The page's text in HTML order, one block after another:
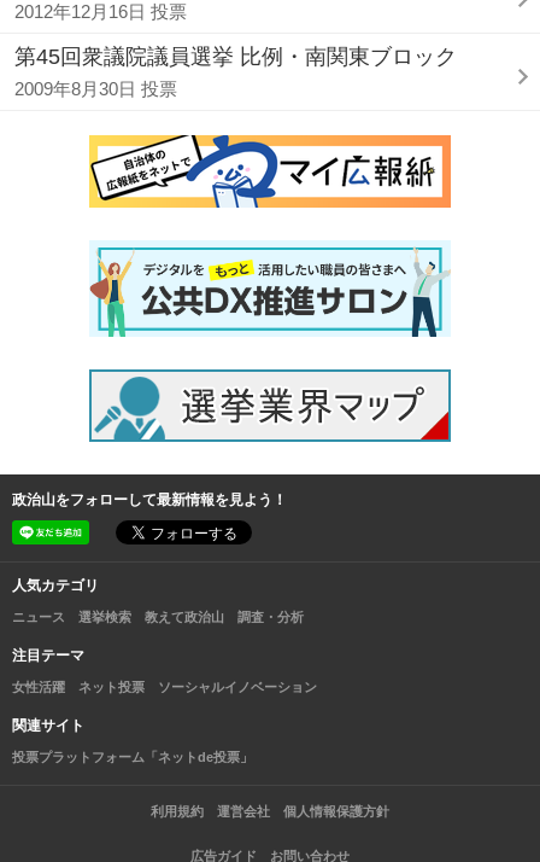
2012年12月16日 投票
第45回衆議院議員選挙 比例・南関東ブロック
2009年8月30日 投票
政治山をフォローして最新情報を見よう！
人気カテゴリ
ニュース 選挙検索 教えて政治山 調査・分析
注目テーマ
女性活躍 ネット投票 ソーシャルイノベーション
関連サイト
投票プラットフォーム「ネットde投票」
利用規約 運営会社 個人情報保護方針
広告ガイド お問い合わせ